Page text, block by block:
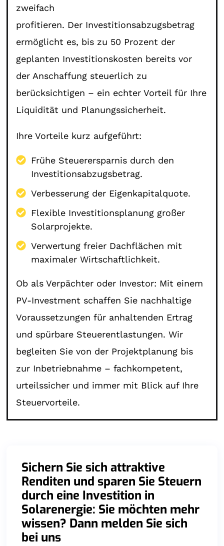
zweifach
profitieren. Der Investitionsabzugsbetrag
ermöglicht es, bis zu 50 Prozent der
geplanten Investitionskosten bereits vor
der Anschaffung steuerlich zu
berücksichtigen – ein echter Vorteil für Ihre
Liquidität und Planungssicherheit.
Ihre Vorteile kurz aufgeführt:
Frühe Steuerersparnis durch den
Investitionsabzugsbetrag.
Verbesserung der Eigenkapitalquote.
Flexible Investitionsplanung großer
Solarprojekte.
Verwertung freier Dachflächen mit
maximaler Wirtschaftlichkeit.
Ob als Verpächter oder Investor: Mit einem
PV-Investment schaffen Sie nachhaltige
Voraussetzungen für anhaltenden Ertrag
und spürbare Steuerentlastungen. Wir
begleiten Sie von der Projektplanung bis
zur Inbetriebnahme – fachkompetent,
urteilssicher und immer mit Blick auf Ihre
Steuervorteile.
Sichern Sie sich attraktive
Renditen und sparen Sie Steuern
durch eine Investition in
Solarenergie: Sie möchten mehr
wissen? Dann melden Sie sich
bei uns